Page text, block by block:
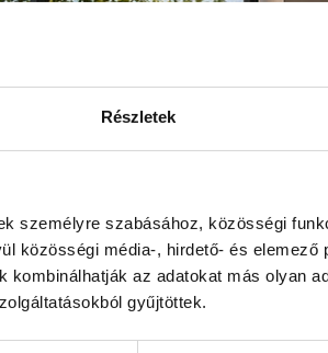
Részletek
személyre szabásához, közösségi
közösségi média-, hirdető- és elemező
kombinálhatják az adatokat más olyan
gyűjtöttek.